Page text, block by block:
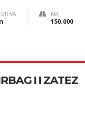
KM
150.000
I I ZATEZ